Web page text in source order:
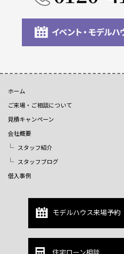
ホーム
ご来場・ご相談について
見積キャンペーン
会社概要
スタッフ紹介
スタッフブログ
借入事例
モデルハウス来場予約